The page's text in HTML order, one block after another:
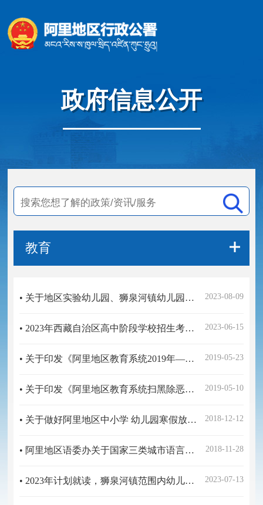
政府信息公开
教育
2023-08-09
• 关于地区实验幼儿园、狮泉河镇幼儿园2023年秋季招生公告
2023-06-15
• 2023年西藏自治区高中阶段学校招生考试阿里地区符合政策加分考生公示
2019-05-23
• 关于印发《阿里地区教育系统2019年—2023年毒品预防宣传教育工作实施方案》的通知
2019-05-10
• 关于印发《阿里地区教育系统扫黑除恶打非治乱专项斗争工作方案》的通知
2018-12-12
• 关于做好阿里地区中小学 幼儿园寒假放假、开学时间及学生接送车辆安排的通知
2018-11-28
• 阿里地区语委办关于国家三类城市语言文字评估验收工作的情况汇报
2023-07-13
• 2023年计划就读，狮泉河镇范围内幼儿园小班、小学一年级适龄儿童人数摸底调查公告